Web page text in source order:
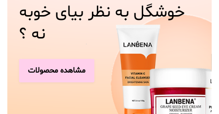
خوشگل به نظر بیای خوبه
نه ؟
مشاهده محصولات